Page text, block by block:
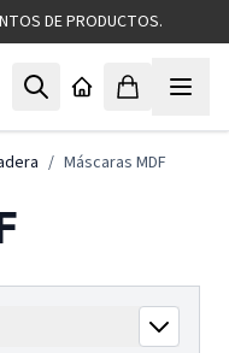
DE PRODUCTOS.
/ Máscaras MDF